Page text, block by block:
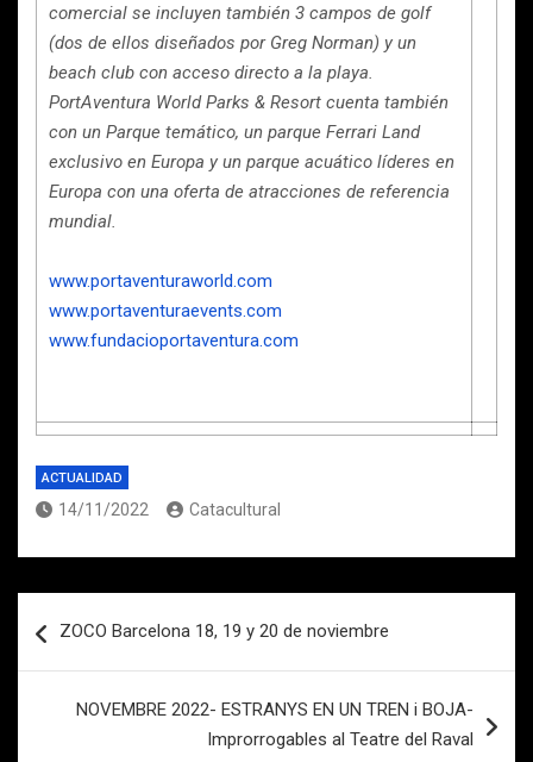
comercial se incluyen también 3 campos de golf
(dos de ellos diseñados por Greg Norman) y un
beach club con acceso directo a la playa.
PortAventura World Parks & Resort cuenta también
con un Parque temático, un parque Ferrari Land
exclusivo en Europa y un parque acuático líderes en
Europa con una oferta de atracciones de referencia
mundial.
www.portaventuraworld.com
www.portaventuraevents.com
www.fundacioportaventura.com
ACTUALIDAD
14/11/2022 Catacultural
de
ZOCO Barcelona 18, 19 y 20 de noviembre
NOVEMBRE 2022- ESTRANYS EN UN TREN i BOJA-
Improrrogables al Teatre del Raval